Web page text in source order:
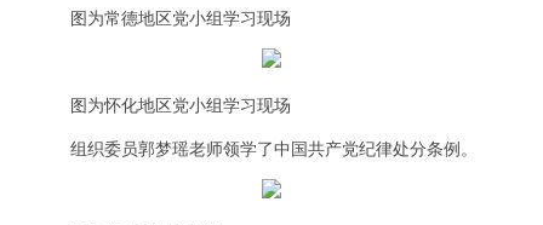
图为常德地区党小组学习现场
图为怀化地区党小组学习现场
组织委员郭梦瑶老师领学了中国共产党纪律处分条例。